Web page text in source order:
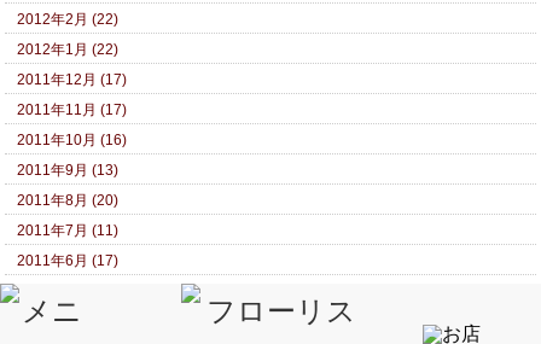
2012年2月 (22)
2012年1月 (22)
2011年12月 (17)
2011年11月 (17)
2011年10月 (16)
2011年9月 (13)
2011年8月 (20)
2011年7月 (11)
2011年6月 (17)
2011年5月 (14)
2011年4月 (15)